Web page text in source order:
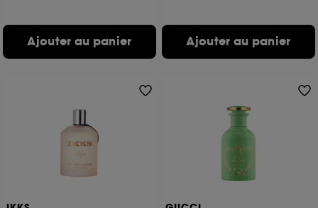
Ajouter au panier Ajouter au panier